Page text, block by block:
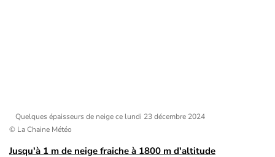
Quelques épaisseurs de neige ce lundi 23 décembre 2024
© La Chaine Météo
Jusqu'à 1 m de neige fraiche à 1800 m d'altitude